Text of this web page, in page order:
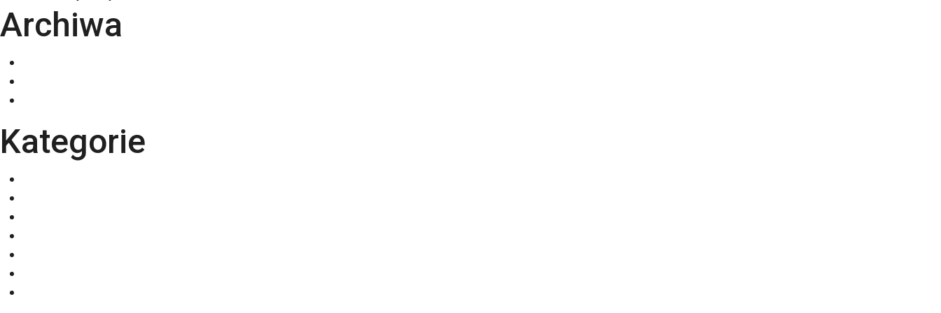
Archiwa
Kategorie